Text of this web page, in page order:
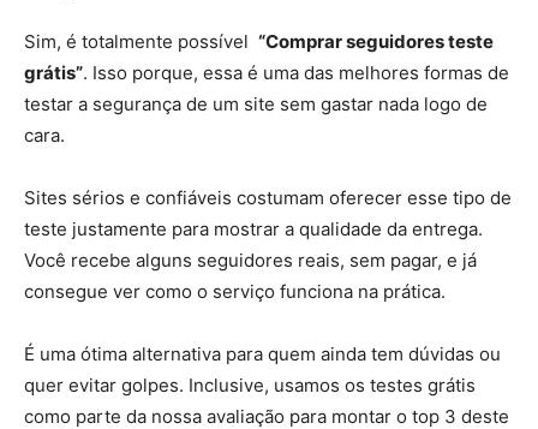
Sim, é totalmente possível “Comprar seguidores teste
grátis”. Isso porque, essa é uma das melhores formas de
testar a segurança de um site sem gastar nada logo de
cara.
Sites sérios e confiáveis costumam oferecer esse tipo de
teste justamente para mostrar a qualidade da entrega.
Você recebe alguns seguidores reais, sem pagar, e já
consegue ver como o serviço funciona na prática.
É uma ótima alternativa para quem ainda tem dúvidas ou
quer evitar golpes. Inclusive, usamos os testes grátis
como parte da nossa avaliação para montar o top 3 deste